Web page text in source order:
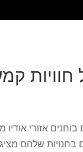
אזורי
בחנויות שלהם